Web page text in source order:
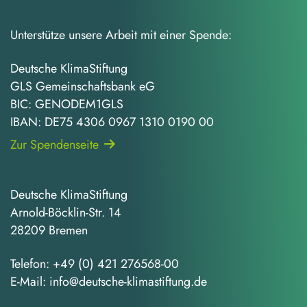
Unterstütze unsere Arbeit mit einer Spende:
Deutsche KlimaStiftung
GLS Gemeinschaftsbank eG
BIC: GENODEM1GLS
IBAN: DE75 4306 0967 1310 0190 00
Zur Spendenseite
Deutsche KlimaStiftung
Arnold-Böcklin-Str. 14
28209 Bremen
Telefon: +49 (0) 421 276568-00
E-Mail: info@deutsche-klimastiftung.de